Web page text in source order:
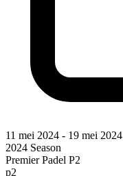
11 mei 2024 - 19 mei 2024
2024 Season
Premier Padel P2
p2